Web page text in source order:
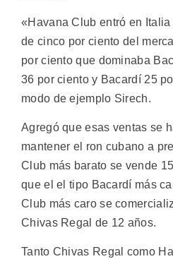
«Havana Club entró en
de cinco por ciento del
por ciento que dominaba
36 por ciento y Bacardí 25
modo de ejemplo Sirech.
Agregó que esas ventas se
mantener el ron cubano a
Club más barato se vende
que el el tipo Bacardí más
Club más caro se
Chivas Regal de 12 años.
Tanto Chivas Regal como